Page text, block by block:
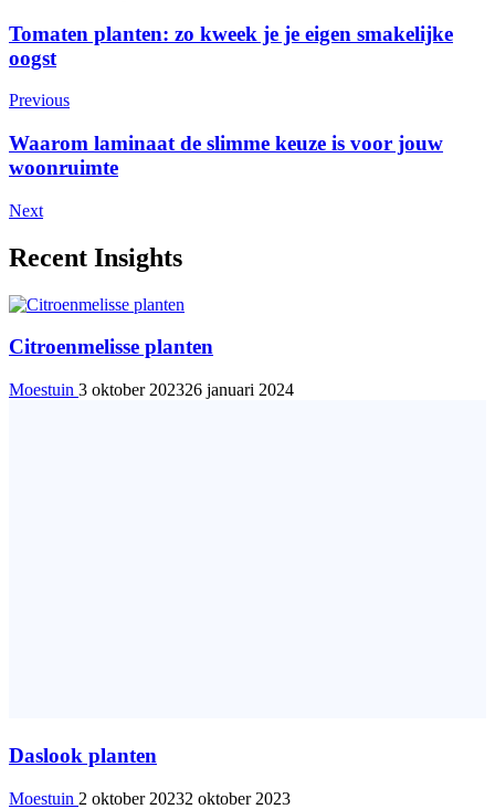
Tomaten planten: zo kweek je je eigen smakelijke
oogst
Previous
Waarom laminaat de slimme keuze is voor jouw
woonruimte
Next
Recent Insights
Citroenmelisse planten
Moestuin 3 oktober 202326 januari 2024
Daslook planten
Moestuin 2 oktober 20232 oktober 2023